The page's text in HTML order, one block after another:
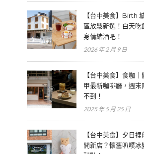
【台中美食】Birth
區放鬆新選！白天吃
身情緒酒吧！
2026 年 2 月 9 日
【台中美食】食咖
甲最新咖啡廳，週
不到！
2025 年 5 月 25 日
【台中美食】夕日
開新店？懷舊叭噗